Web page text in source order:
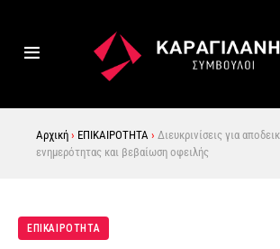
Αρχική › ΕΠΙΚΑΙΡΟΤΗΤΑ › Διευκρινίσεις για
ενημερότητας και βεβαίωση οφειλής
ΕΠΙΚΑΙΡΟΤΗΤΑ